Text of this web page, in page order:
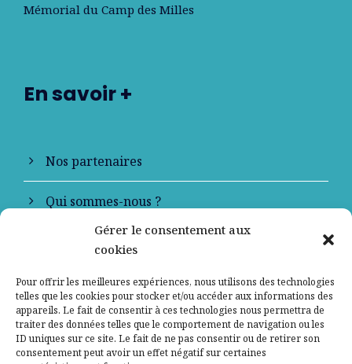
Gérer le consentement aux
cookies
Pour offrir les meilleures expériences, nous utilisons des technologies
telles que les cookies pour stocker et/ou accéder aux informations des
appareils. Le fait de consentir à ces technologies nous permettra de
traiter des données telles que le comportement de navigation ou les
ID uniques sur ce site. Le fait de ne pas consentir ou de retirer son
consentement peut avoir un effet négatif sur certaines
Mémorial du Camp des Milles
En savoir +
Nos partenaires
Qui sommes-nous ?
Contactez-nous
Mentions légales
Politique de confidentialité